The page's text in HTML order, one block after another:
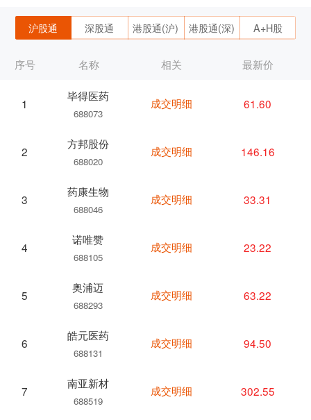
沪股通 深股通 港股通(沪) 港股通(深) A+H股
序号 名称
1
毕得医药
688073
2
方邦股份
688020
3
药康生物
688046
4
诺唯赞
688105
5
奥浦迈
688293
6
皓元医药
688131
7
南亚新材
688519
相关 最新价
成交明细 61.60
成交明细 146.16
成交明细 33.31
成交明细 23.22
成交明细 63.22
成交明细 94.50
成交明细 302.55